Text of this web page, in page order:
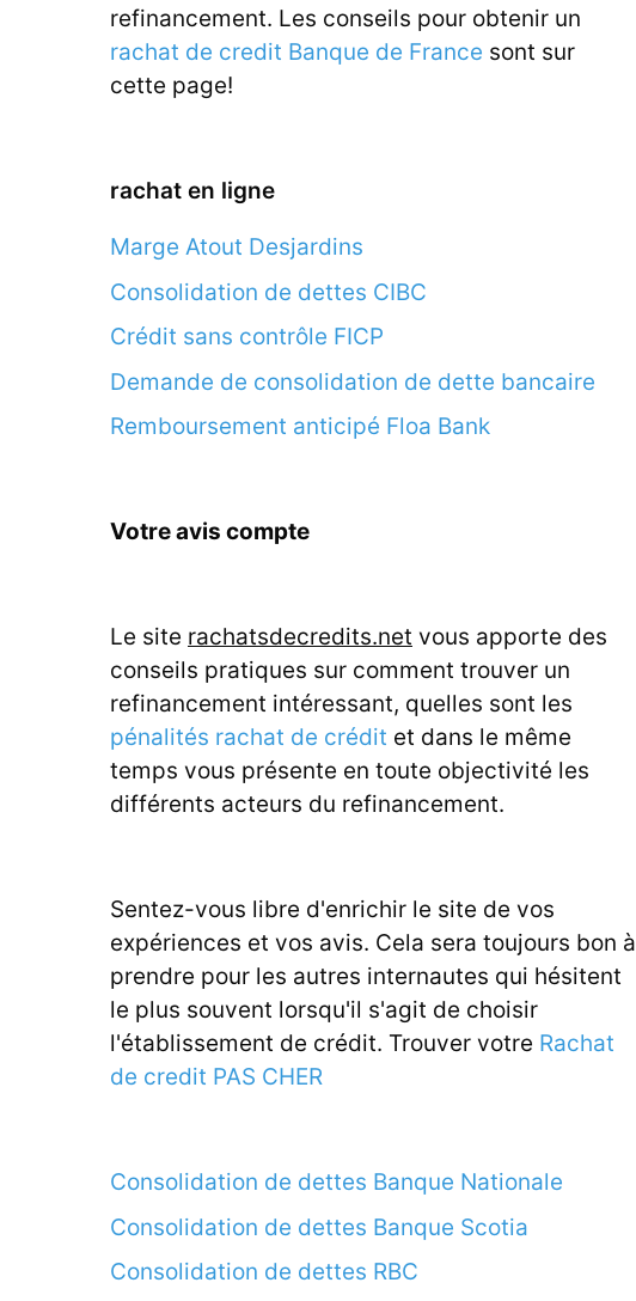
refinancement. Les conseils pour obtenir un
rachat de credit Banque de France sont sur
cette page!
rachat en ligne
Marge Atout Desjardins
Consolidation de dettes CIBC
Crédit sans contrôle FICP
Demande de consolidation de dette bancaire
Remboursement anticipé Floa Bank
Votre avis compte
Le site rachatsdecredits.net vous apporte des
conseils pratiques sur comment trouver un
refinancement intéressant, quelles sont les
pénalités rachat de crédit et dans le même
temps vous présente en toute objectivité les
différents acteurs du refinancement.
Sentez-vous libre d'enrichir le site de vos
expériences et vos avis. Cela sera toujours bon à
prendre pour les autres internautes qui hésitent
le plus souvent lorsqu'il s'agit de choisir
l'établissement de crédit. Trouver votre Rachat
de credit PAS CHER
Consolidation de dettes Banque Nationale
Consolidation de dettes Banque Scotia
Consolidation de dettes RBC